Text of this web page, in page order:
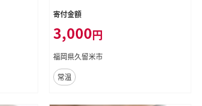
寄付金額
3,000円
福岡県久留米市
常温